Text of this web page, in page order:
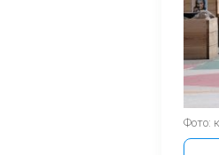
Фото: